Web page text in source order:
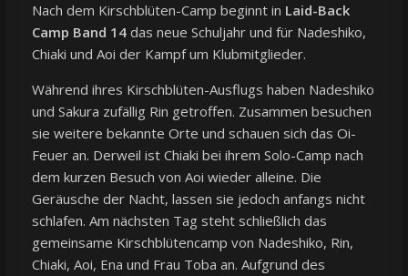
Nach dem Kirschblüten-Camp beginnt in Laid-Back
Camp Band 14das neue Schuljahr und für Nadeshiko,
Chiaki und Aoi der Kampf um Klubmitglieder.
Während ihres Kirschblüten-Ausflugs haben Nadeshiko
und Sakura zufällig Rin getroffen. Zusammen besuchen
sie weitere bekannte Orte und schauen sich das Oi-
Feuer an. Derweil ist Chiaki bei ihrem Solo-Camp nach
dem kurzen Besuch von Aoi wieder alleine. Die
Geräusche der Nacht, lassen sie jedoch anfangs nicht
schlafen. Am nächsten Tag steht schließlich das
gemeinsame Kirschblütencamp von Nadeshiko, Rin,
Chiaki, Aoi, Ena und Frau Toba an. Aufgrund des